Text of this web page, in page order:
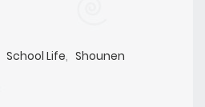
School Life, Shounen